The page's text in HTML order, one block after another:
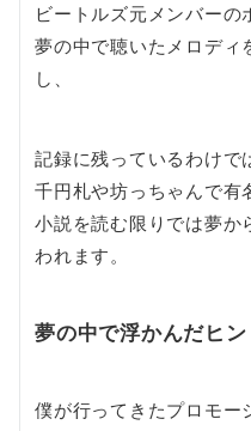
ビートルズ元メンバーの
夢の中で聴いたメロディ
し、
記録に残っているわけで
千円札や坊っちゃんで有
小説を読む限りでは夢か
われます。
夢の中で浮かんだヒ
僕が行ってきたプロモー